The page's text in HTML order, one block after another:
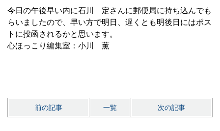
今日の午後早い内に石川 定さんに郵便局に持ち込んでも
らいましたので、早い方で明日、遅くとも明後日にはポス
トに投函されるかと思います。
心ほっこり編集室：小川 薫
前の記事 一覧 次の記事